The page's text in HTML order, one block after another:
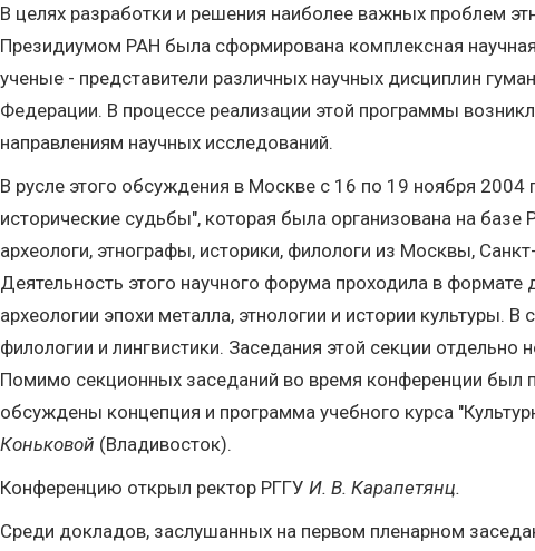
В целях разработки и решения наиболее важных проблем
Президиумом РАН была сформирована комплексная
ученые - представители различных научных дисциплин
Федерации. В процессе реализации этой программы
направлениям научных исследований.
В русле этого обсуждения в Москве с 16 по 19 ноября 2004
исторические судьбы", которая была организована на базе
археологи, этнографы, историки, филологи из Москвы,
Деятельность этого научного форума проходила в
археологии эпохи металла, этнологии и истории
филологии и лингвистики. Заседания этой секции
Помимо секционных заседаний во время конференции был
обсуждены концепция и программа учебного курса
Коньковой (Владивосток).
Конференцию открыл ректор РГГУ И. В. Карапетянц.
Среди докладов, заслушанных на первом пленарном